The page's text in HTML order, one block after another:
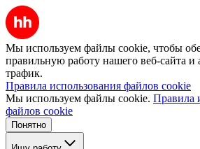
Мы используем файлы cookie, чтобы
правильную работу нашего веб-сайта и
трафик.
Правила использования файлов cookie
Мы используем файлы cookie. Правила
файлов cookie
Понятно